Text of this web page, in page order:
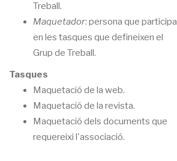
Treball.
Maquetador: persona que participa
en les tasques que defineixen el
Grup de Treball.
Tasques
Maquetació de la web.
Maquetació de la revista.
Maquetació dels documents que
requereixi l'associació.